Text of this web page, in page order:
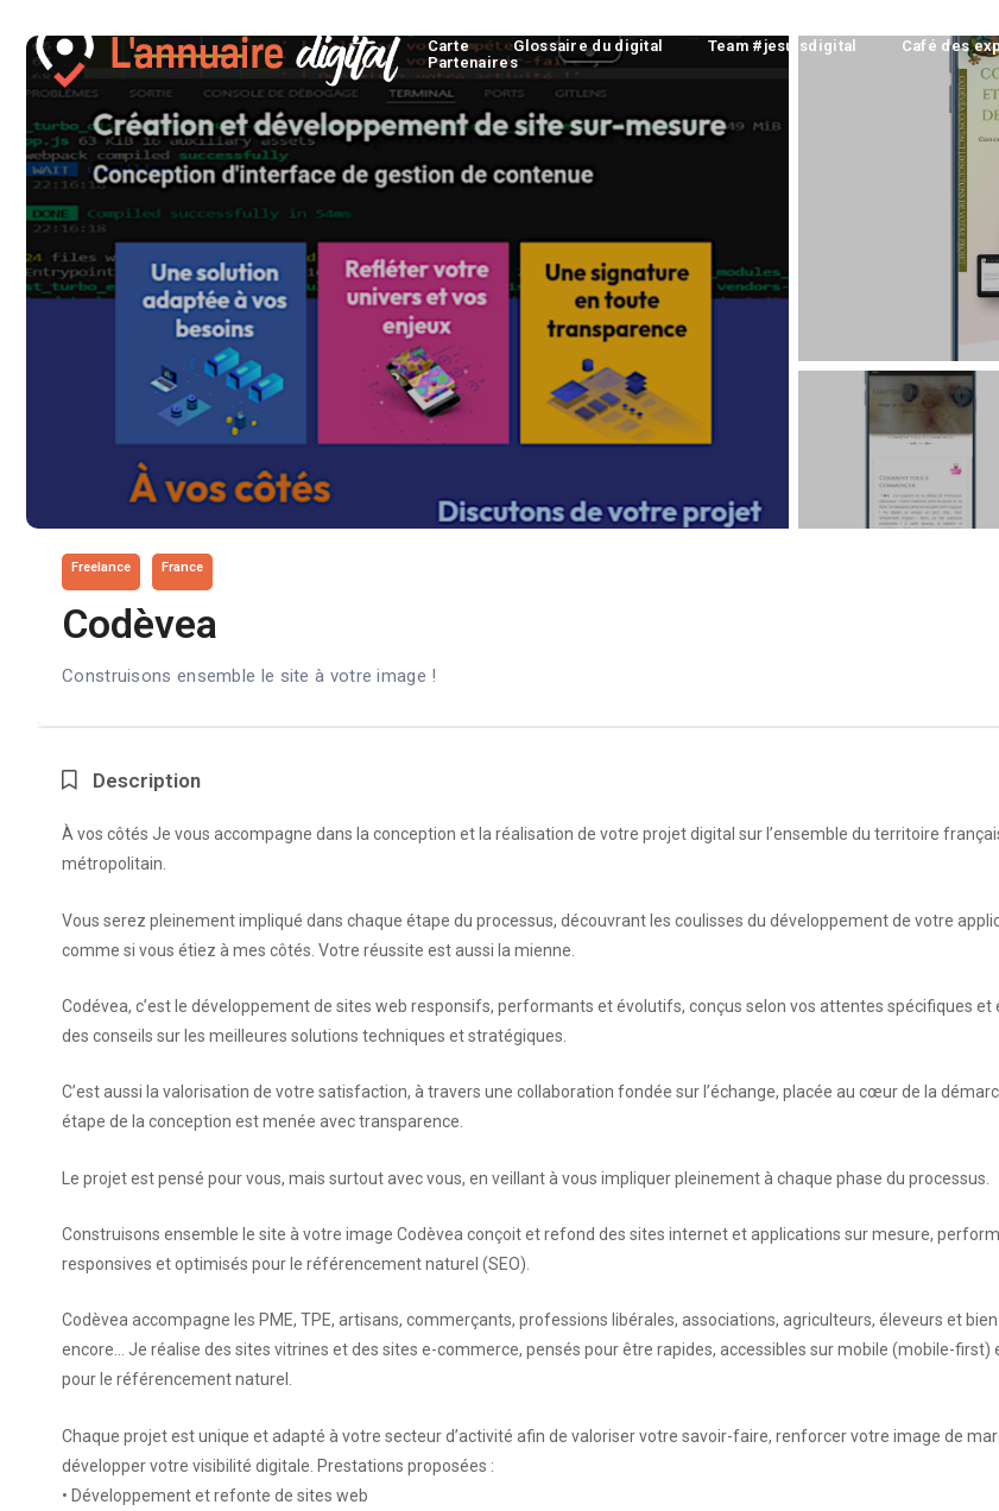
Carte Glossaire du digital Team #jesuisdigital Café des
Partenaires
Freelance France
Codèvea
Construisons ensemble le site à votre image !
Description
À vos côtés Je vous accompagne dans la conception et la réalisation de votre projet digital sur l’ensemble du territoire
métropolitain.
Vous serez pleinement impliqué dans chaque étape du processus, découvrant les coulisses du développement de votre
comme si vous étiez à mes côtés. Votre réussite est aussi la mienne.
Codévea, c’est le développement de sites web responsifs, performants et évolutifs, conçus selon vos attentes spécifiques et
des conseils sur les meilleures solutions techniques et stratégiques.
C’est aussi la valorisation de votre satisfaction, à travers une collaboration fondée sur l’échange, placée au cœur de la
étape de la conception est menée avec transparence.
Le projet est pensé pour vous, mais surtout avec vous, en veillant à vous impliquer pleinement à chaque phase du processus.
Construisons ensemble le site à votre image Codèvea conçoit et refond des sites internet et applications sur mesure,
responsives et optimisés pour le référencement naturel (SEO).
Codèvea accompagne les PME, TPE, artisans, commerçants, professions libérales, associations, agriculteurs, éleveurs et bien
encore… Je réalise des sites vitrines et des sites e-commerce, pensés pour être rapides, accessibles sur mobile (mobile-first)
pour le référencement naturel.
Chaque projet est unique et adapté à votre secteur d’activité afin de valoriser votre savoir-faire, renforcer votre image de
développer votre visibilité digitale. Prestations proposées :
• Développement et refonte de sites web